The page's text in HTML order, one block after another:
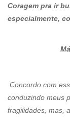
Coragem pra ir
especialmente,
Mário S.
Concordo com
conduzindo meus
fragilidades, mas,